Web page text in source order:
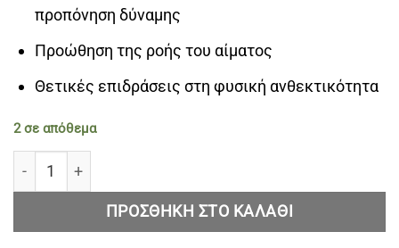
προπόνηση δύναμης
Προώθηση της ροής του αίματος
Θετικές επιδράσεις στη φυσική ανθεκτικότητα
2 σε απόθεμα
MST Citrulline Powder | Κιτρουλίνη 250 g | Χωρίς
ΠΡΟΣΘΉΚΗ ΣΤΟ ΚΑΛΆΘΙ